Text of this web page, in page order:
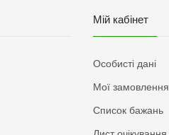
Мій кабінет
Особисті дані
Мої замовлення
Список бажань